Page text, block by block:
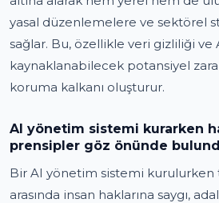
yasal düzenlemelere ve sektörel
sağlar. Bu, özellikle veri gizliliği ve
kaynaklanabilecek potansiyel
koruma kalkanı oluşturur.
AI yönetim sistemi kurarken
prensipler göz önünde
Bir AI yönetim sistemi
arasında insan haklarına saygı,